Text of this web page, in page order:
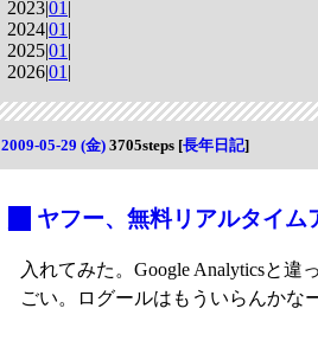
2023|01 |
2024|01 |
2025|01 |
2026|01 |
2009-05-29 (金) 3705steps [長年日記]
ヤフー、無料リアルタイム
入れてみた。Google Analyticsと
ごい。ログールはもういらんかなー